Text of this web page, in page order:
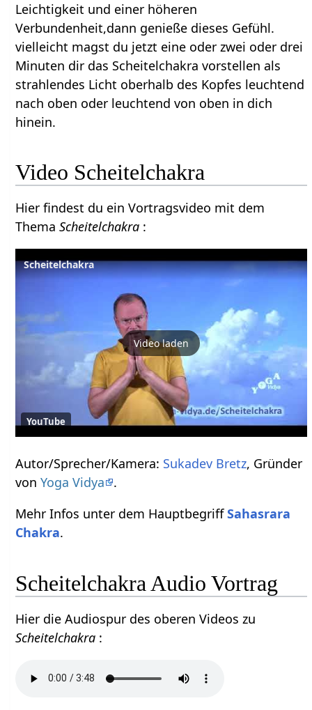
Leichtigkeit und einer höheren
Verbundenheit,dann genieße dieses Gefühl.
vielleicht magst du jetzt eine oder zwei oder drei
Minuten dir das Scheitelchakra vorstellen als
strahlendes Licht oberhalb des Kopfes leuchtend
nach oben oder leuchtend von oben in dich
hinein.
Video Scheitelchakra
Hier findest du ein Vortragsvideo mit dem
ThemaScheitelchakra :
Scheitelchakra
Video laden
YouTube
Autor/Sprecher/Kamera: Sukadev Bretz, Gründer
vonYoga Vidya
.
Mehr Infos unter dem HauptbegriffSahasrara
Chakra.
Scheitelchakra Audio Vortrag
Hier die Audiospur des oberen Videos zu
Scheitelchakra :